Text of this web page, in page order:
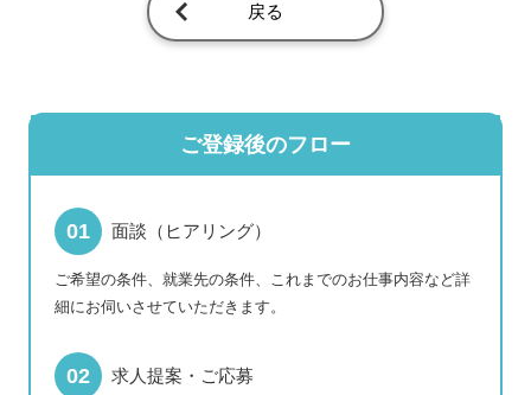
戻る
ご登録後のフロー
面談（ヒアリング）
ご希望の条件、就業先の条件、これまでのお仕事内容など詳
細にお伺いさせていただきます。
求人提案・ご応募